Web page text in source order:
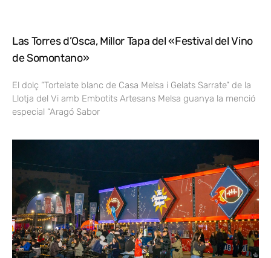
Las Torres d’Osca, Millor Tapa del «Festival del Vino
de Somontano»
El dolç “Tortelate blanc de Casa Melsa i Gelats Sarrate” de la
Llotja del Vi amb Embotits Artesans Melsa guanya la menció
especial “Aragó Sabor